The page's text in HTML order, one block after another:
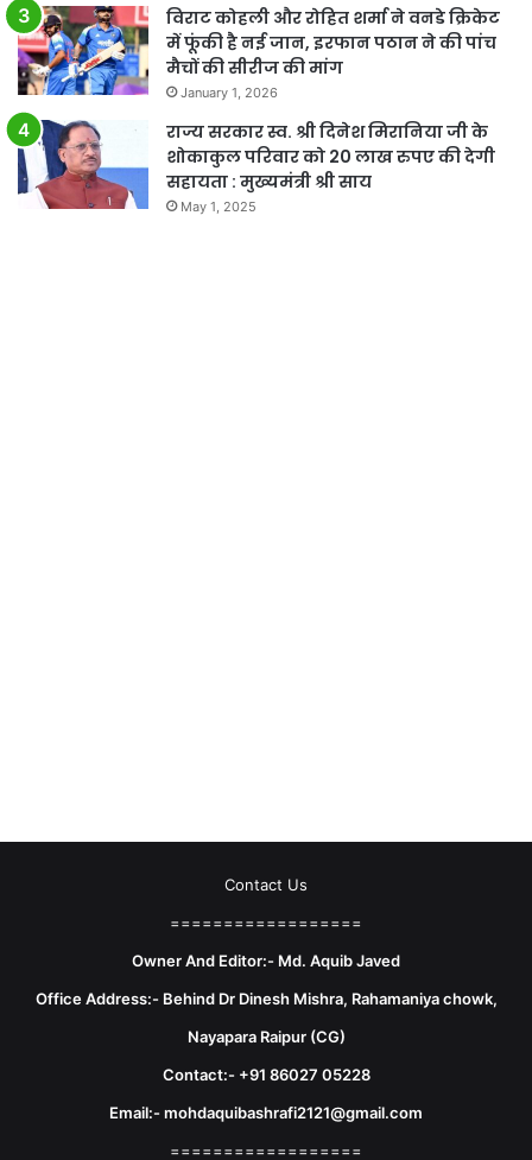
विराट कोहली और रोहित शर्मा ने वनडे क्रिकेट
में फूंकी है नई जान, इरफान पठान ने की पांच
मैचों की सीरीज की मांग
January 1, 2026
राज्य सरकार स्व. श्री दिनेश मिरानिया जी के
शोकाकुल परिवार को 20 लाख रुपए की देगी
सहायता : मुख्यमंत्री श्री साय
May 1, 2025
Contact Us
==================
Owner And Editor:- Md. Aquib Javed
Office Address:- Behind Dr Dinesh Mishra, Rahamaniya chowk,
Nayapara Raipur (CG)
Contact:- +91 86027 05228
Email:- mohdaquibashrafi2121@gmail.com
==================